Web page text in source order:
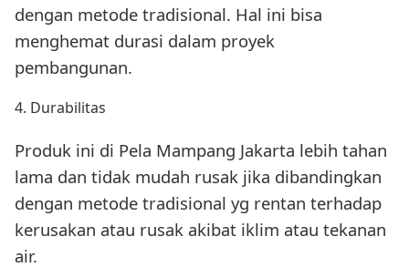
dengan metode tradisional. Hal ini bisa
menghemat durasi dalam proyek
pembangunan.
4. Durabilitas
Produk ini di Pela Mampang Jakarta lebih tahan
lama dan tidak mudah rusak jika dibandingkan
dengan metode tradisional yg rentan terhadap
kerusakan atau rusak akibat iklim atau tekanan
air.